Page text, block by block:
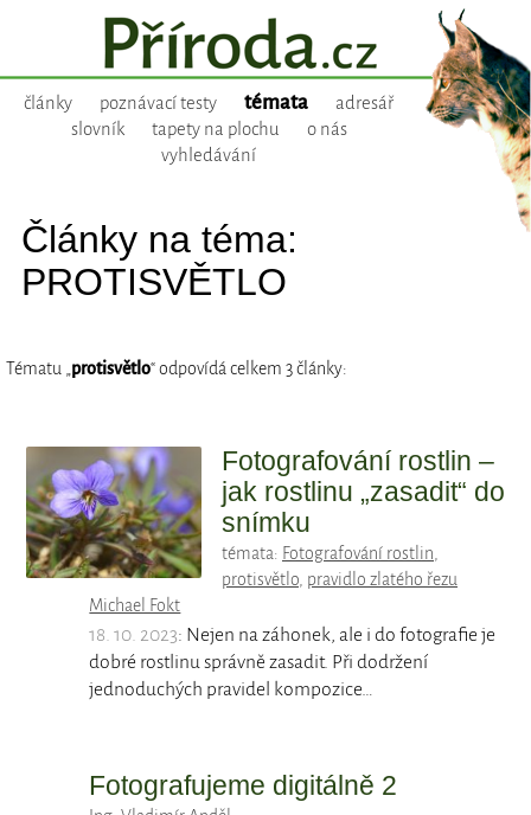
články poznávací testy témata
adresář
slovník
tapety na plochu
o nás
vyhledávání
Články na téma:
PROTISVĚTLO
Tématu „protisvětlo“ odpovídá celkem 3 články:
Fotografování rostlin –
jak rostlinu „zasadit“ do
snímku
témata: Fotografování rostlin,
protisvětlo, pravidlo zlatého řezu
Michael Fokt
18. 10. 2023: Nejen na záhonek, ale i do fotografie je
dobré rostlinu správně zasadit. Při dodržení
jednoduchých pravidel kompozice…
Fotografujeme digitálně 2